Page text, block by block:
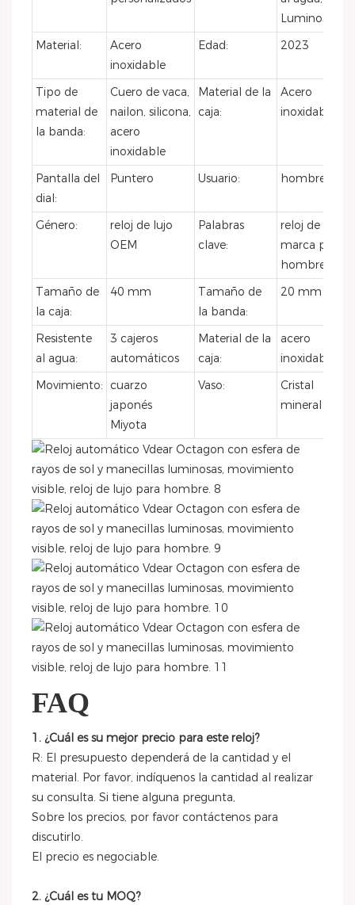
Luminoso
Material:
Acero
inoxidable
Edad: 2023
Tipo de
material de
la banda:
Cuero de vaca,
nailon, silicona,
acero
inoxidable
Material de la
caja:
Acero
inoxidable
Pantalla del
dial:
Puntero Usuario: hombres
Género:
reloj de lujo
OEM
Palabras
clave:
reloj de
marca para
hombre
Tamaño de
la caja:
40 mm
Tamaño de
la banda:
20 mm
Resistente
al agua:
3 cajeros
automáticos
Material de la
caja:
acero
inoxidable
Movimiento:
cuarzo
japonés
Miyota
Vaso:
Cristal
mineral
FAQ
1. ¿Cuál es su mejor precio para este reloj?
R: El presupuesto dependerá de la cantidad y el
material. Por favor, indíquenos la cantidad al realizar
su consulta. Si tiene alguna pregunta,
Sobre los precios, por favor contáctenos para
discutirlo.
El precio es negociable.
2. ¿Cuál es tu MOQ?